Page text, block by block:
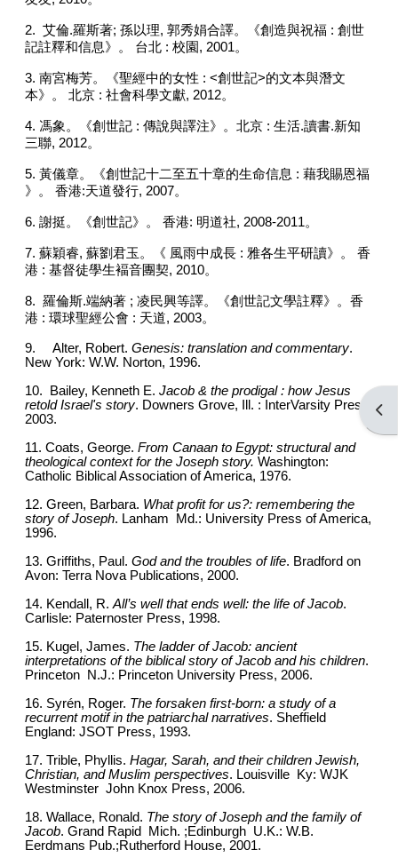
2. 艾倫.羅斯著; 孫以理, 郭秀娟合譯。《創造與祝福 : 創世
記註釋和信息》。 台北 : 校園, 2001。
3. 南宮梅芳。《聖經中的女性 : <創世記>的文本與潛文
本》。 北京 : 社會科學文獻, 2012。
4. 馮象。《創世記 : 傳說與譯注》。北京 : 生活.讀書.新知
三聯, 2012。
5. 黃儀章。《創世記十二至五十章的生命信息 : 藉我賜恩福
》。 香港:天道發行, 2007。
6. 謝挺。《創世記》。 香港: 明道社, 2008-2011。
7. 蘇穎睿, 蘇劉君玉。《 風雨中成長 : 雅各生平研讀》。 香
港 : 基督徒學生褔音團契, 2010。
8. 羅倫斯.端納著 ; 凌民興等譯。《創世記文學註釋》。香
港 : 環球聖經公會 : 天道, 2003。
9. Alter, Robert. Genesis: translation and commentary.
New York: W.W. Norton, 1996.
10. Bailey, Kenneth E. Jacob & the prodigal : how Jesus
retold Israel's story. Downers Grove, Ill. : InterVarsity Press,
2003.
11. Coats, George. From Canaan to Egypt: structural and
theological context for the Joseph story. Washington:
Catholic Biblical Association of America, 1976.
12. Green, Barbara. What profit for us?: remembering the
story of Joseph. Lanham Md.: University Press of America,
1996.
13. Griffiths, Paul. God and the troubles of life. Bradford on
Avon: Terra Nova Publications, 2000.
14. Kendall, R. All’s well that ends well: the life of Jacob.
Carlisle: Paternoster Press, 1998.
15. Kugel, James. The ladder of Jacob: ancient
interpretations of the biblical story of Jacob and his children.
Princeton N.J.: Princeton University Press, 2006.
16. Syrén, Roger. The forsaken first-born: a study of a
recurrent motif in the patriarchal narratives. Sheffield
England: JSOT Press, 1993.
17. Trible, Phyllis. Hagar, Sarah, and their children Jewish,
Christian, and Muslim perspectives. Louisville Ky: WJK
Westminster John Knox Press, 2006.
18. Wallace, Ronald. The story of Joseph and the family of
Jacob. Grand Rapid Mich. ;Edinburgh U.K.: W.B.
Eerdmans Pub.;Rutherford House, 2001.